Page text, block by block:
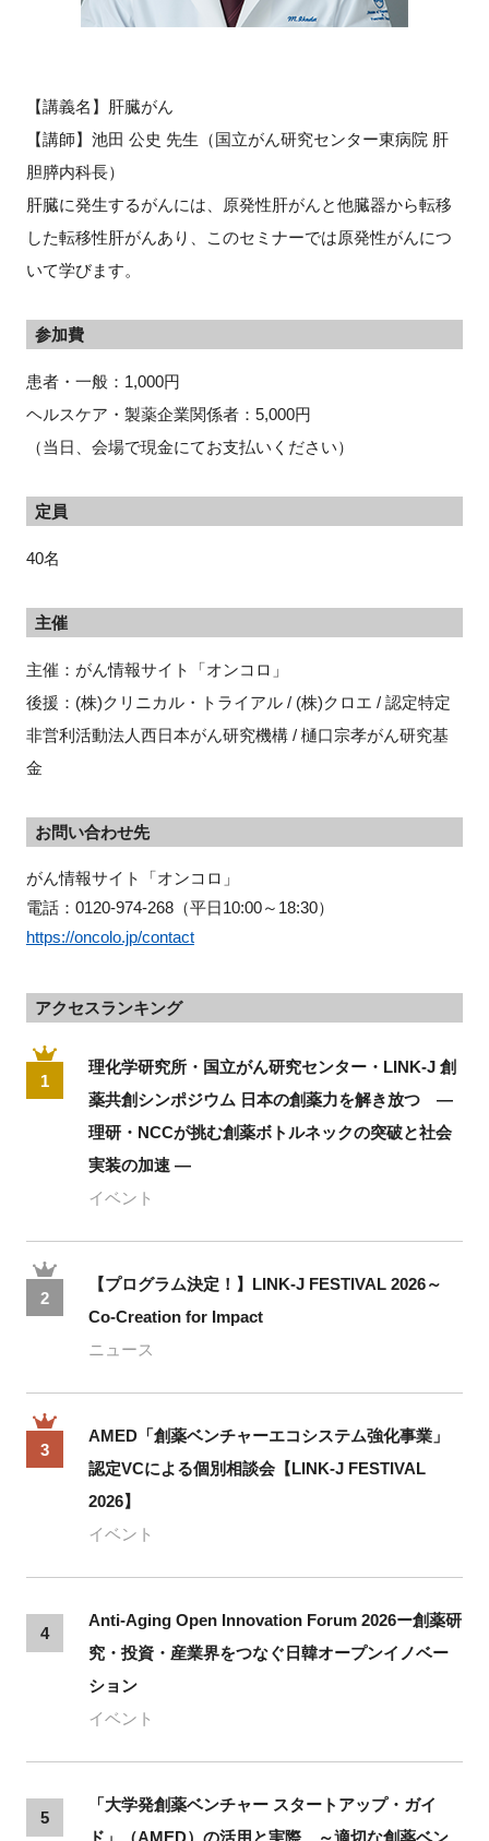
【講義名】肝臓がん
【講師】池田 公史 先生（国立がん研究センター東病院 肝
胆膵内科長）
肝臓に発生するがんには、原発性肝がんと他臓器から転移
した転移性肝がんあり、このセミナーでは原発性がんにつ
いて学びます。
参加費
患者・一般：1,000円
ヘルスケア・製薬企業関係者：5,000円
（当日、会場で現金にてお支払いください）
定員
40名
主催
主催：がん情報サイト「オンコロ」
後援：(株)クリニカル・トライアル / (株)クロエ / 認定特定
非営利活動法人西日本がん研究機構 / 樋口宗孝がん研究基
金
お問い合わせ先
がん情報サイト「オンコロ」
電話：0120-974-268（平日10:00～18:30）
https://oncolo.jp/contact
アクセスランキング
1
理化学研究所・国立がん研究センター・LINK-J 創
薬共創シンポジウム 日本の創薬力を解き放つ ―
理研・NCCが挑む創薬ボトルネックの突破と社会
実装の加速 ―
イベント
2
【プログラム決定！】LINK-J FESTIVAL 2026～
Co-Creation for Impact
ニュース
3
AMED「創薬ベンチャーエコシステム強化事業」
認定VCによる個別相談会【LINK-J FESTIVAL
2026】
イベント
4
Anti-Aging Open Innovation Forum 2026ー創薬研
究・投資・産業界をつなぐ日韓オープンイノベー
ション
イベント
5
「大学発創薬ベンチャー スタートアップ・ガイ
ド」（AMED）の活用と実際 ～適切な創薬ベン